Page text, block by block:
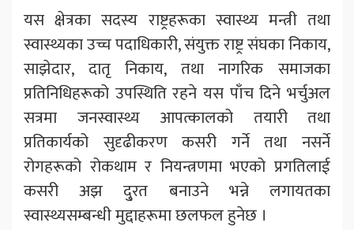
यस क्षेत्रका सदस्य राष्ट्रहरूका स्वास्थ्य मन्त्री तथा
स्वास्थ्यका उच्च पदाधिकारी, संयुक्त राष्ट्र संघका निकाय,
साझेदार, दातृ निकाय, तथा नागरिक समाजका
प्रतिनिधिहरूको उपस्थिति रहने यस पाँच दिने भर्चुअल
सत्रमा जनस्वास्थ्य आपत्कालको तयारी तथा
प्रतिकार्यको सुदृढीकरण कसरी गर्ने तथा नसर्ने
रोगहरूको रोकथाम र नियन्त्रणमा भएको प्रगतिलाई
कसरी अझ दु्रत बनाउने भन्ने लगायतका
स्वास्थ्यसम्बन्धी मुद्दाहरूमा छलफल हुनेछ ।